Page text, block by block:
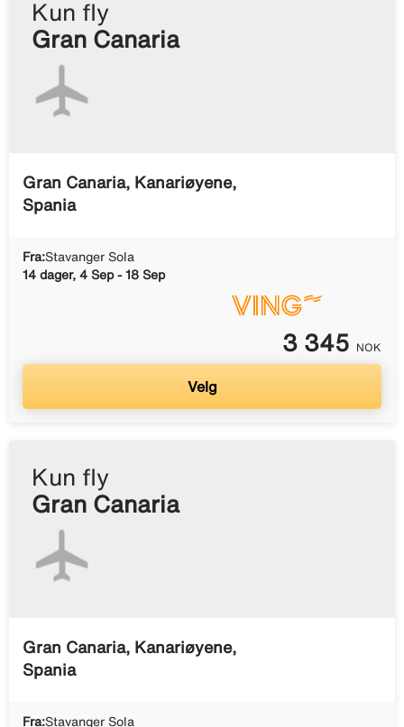
Kun fly
Gran Canaria
Gran Canaria, Kanariøyene,
Spania
Fra:Stavanger Sola
14 dager, 4 Sep - 18 Sep
3 345 NOK
Velg
Kun fly
Gran Canaria
Gran Canaria, Kanariøyene,
Spania
Fra:Stavanger Sola